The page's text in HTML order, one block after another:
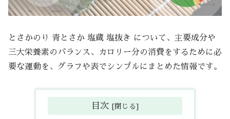
とさかのり 青とさか 塩蔵 塩抜き について、主要成分や
三大栄養素のバランス、カロリー分の消費をするために必
要な運動を、グラフや表でシンプルにまとめた情報です。
目次